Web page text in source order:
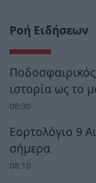
Ροή Ειδήσεων
ιστορία ως το
08:30
Εορτολόγιο 9
σήμερα
08:10